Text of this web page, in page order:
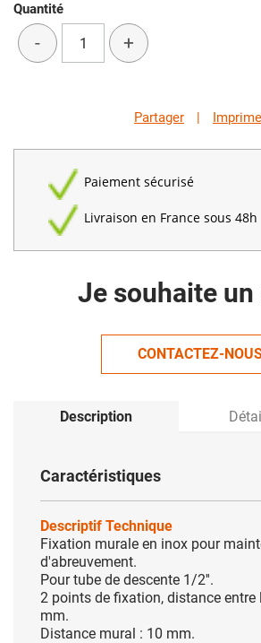
Quantité
- +
Partager |
Paiement sécurisé
Livraison en France sous 48h
Je souhaite un
CONTACTEZ-
Description
Caractéristiques
Descriptif Technique
Fixation murale en inox pour
d'abreuvement.
Pour tube de descente 1/2''.
2 points de fixation, distance entre
mm.
Distance mural : 10 mm.